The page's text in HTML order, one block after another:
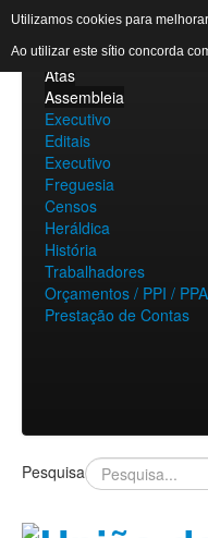
AUTARQUIA
Assembleia
Atas
Assembleia
Executivo
Editais
Executivo
Freguesia
Censos
Heráldica
História
Trabalhadores
Orçamentos / PPI / PPA
Prestação de Contas
Pesquisa
Utilizamos cookies para
Ao utilizar este sítio concorda